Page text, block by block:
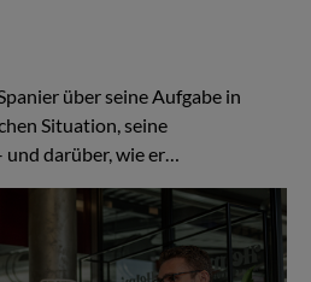
über seine Aufgabe in
Situation, seine
darüber, wie er…